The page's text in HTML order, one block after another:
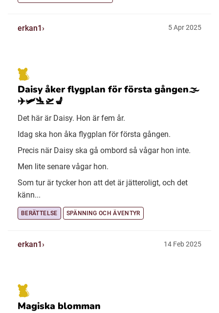
erkan1 5 Apr 2025
Daisy åker flygplan för första gången🌫️
✈️🛩️🛬🛫💺
Det här är Daisy. Hon är fem år.
Idag ska hon åka flygplan för första gången.
Precis när Daisy ska gå ombord så vågar hon inte.
Men lite senare vågar hon.
Som tur är tycker hon att det är jätteroligt, och det
känn...
BERÄTTELSE SPÄNNING OCH ÄVENTYR
erkan1 14 Feb 2025
Magiska blomman